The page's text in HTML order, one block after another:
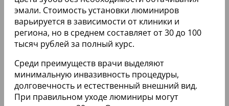
Широкие промежутки и щели между
зубами.
Незначительные искривления зубов,
которые становятся заметными при улыбке.
Появление темных следов от пломб,
которые невозможно отбелить даже с
помощью современных стоматологических
средств.